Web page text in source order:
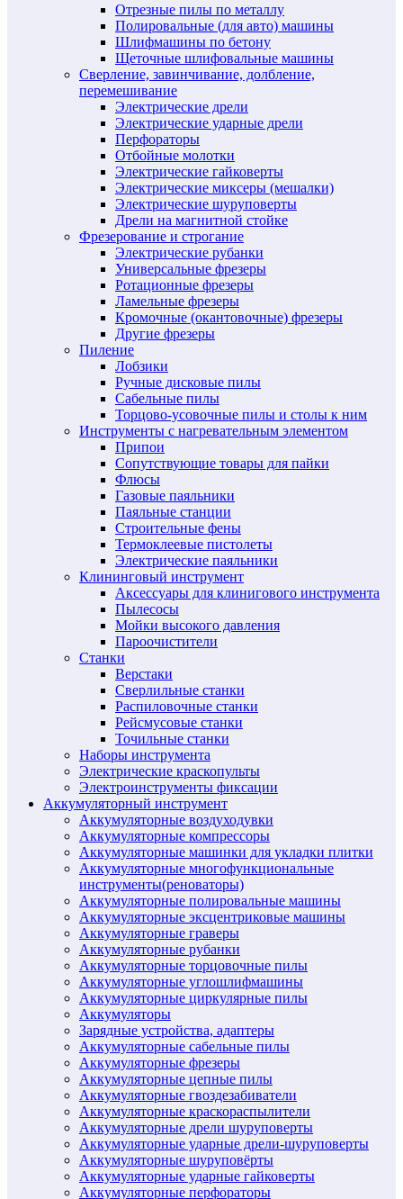
Отрезные пилы по металлу
Полировальные (для авто) машины
Шлифмашины по бетону
Щеточные шлифовальные машины
Сверление, завинчивание, долбление,
перемешивание
Электрические дрели
Электрические ударные дрели
Перфораторы
Отбойные молотки
Электрические гайковерты
Электрические миксеры (мешалки)
Электрические шуруповерты
Дрели на магнитной стойке
Фрезерование и строгание
Электрические рубанки
Универсальные фрезеры
Ротационные фрезеры
Ламельные фрезеры
Кромочные (окантовочные) фрезеры
Другие фрезеры
Пиление
Лобзики
Ручные дисковые пилы
Сабельные пилы
Торцово-усовочные пилы и столы к ним
Инструменты с нагревательным элементом
Припои
Сопутствующие товары для пайки
Флюсы
Газовые паяльники
Паяльные станции
Строительные фены
Термоклеевые пистолеты
Электрические паяльники
Клининговый инструмент
Аксессуары для клинигового инструмента
Пылесосы
Мойки высокого давления
Пароочистители
Станки
Верстаки
Сверлильные станки
Распиловочные станки
Рейсмусовые станки
Точильные станки
Наборы инструмента
Электрические краскопульты
Электроинструменты фиксации
Аккумуляторный инструмент
Аккумуляторные воздуходувки
Аккумуляторные компрессоры
Аккумуляторные машинки для укладки плитки
Аккумуляторные многофункциональные
инструменты(реноваторы)
Аккумуляторные полировальные машины
Аккумуляторные эксцентриковые машины
Аккумуляторные граверы
Аккумуляторные рубанки
Аккумуляторные торцовочные пилы
Аккумуляторные углошлифмашины
Аккумуляторные циркулярные пилы
Аккумуляторы
Зарядные устройства, адаптеры
Аккумуляторные сабельные пилы
Аккумуляторные фрезеры
Аккумуляторные цепные пилы
Аккумуляторные гвоздезабиватели
Аккумуляторные краскораспылители
Аккумуляторные дрели шуруповерты
Аккумуляторные ударные дрели-шуруповерты
Аккумуляторные шуруповёрты
Аккумуляторные ударные гайковерты
Аккумуляторные перфораторы